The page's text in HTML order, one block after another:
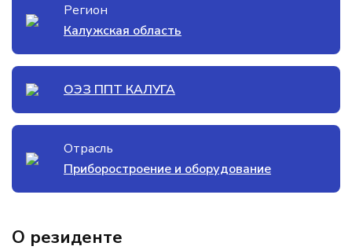
Регион
Калужская область
ОЭЗ ППТ КАЛУГА
Отрасль
Приборостроение и оборудование
О резиденте